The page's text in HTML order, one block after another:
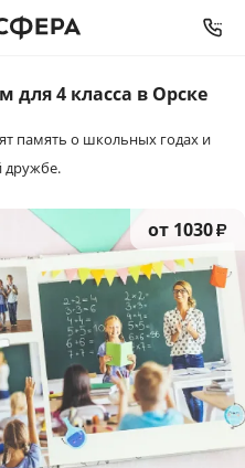
для4 класса в Орске
память о школьных годах и
дружбе.
от 1030₽